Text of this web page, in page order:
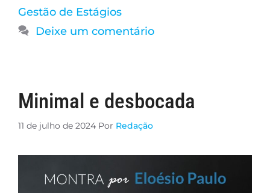
Gestão de Estágios
Deixe um comentário
Minimal e desbocada
11 de julho de 2024 Por Redação